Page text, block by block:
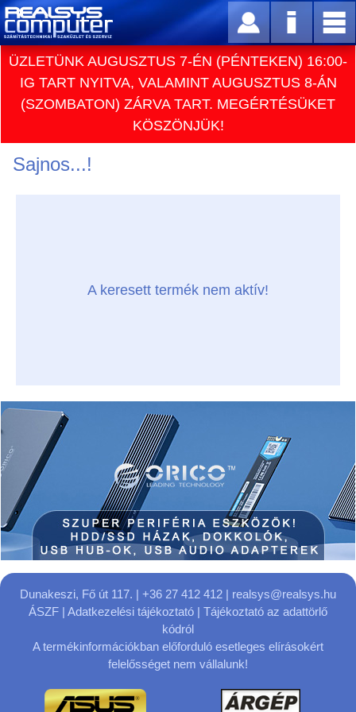
ÜZLETÜNK AUGUSZTUS 7-ÉN (PÉNTEKEN) 16:00-
IG TART NYITVA, VALAMINT AUGUSZTUS 8-ÁN
(SZOMBATON) ZÁRVA TART. MEGÉRTÉSÜKET
KÖSZÖNJÜK!
Sajnos...!
A keresett termék nem aktív!
Dunakeszi, Fő út 117. | +36 27 412 412 | realsys@realsys.hu
ÁSZF | Adatkezelési tájékoztató | Tájékoztató az adattörlő
kódról
A termékinformációkban előforduló esetleges elírásokért
felelősséget nem vállalunk!